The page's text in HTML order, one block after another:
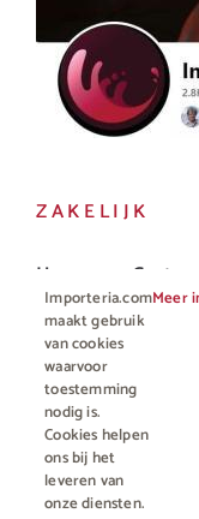
ZAKELIJK
Horeca en
Vakhandel
Importeria.com
maakt gebruik
van cookies
waarvoor
toestemming
nodig is.
Cookies helpen
ons bij het
leveren van
onze diensten.
Meer